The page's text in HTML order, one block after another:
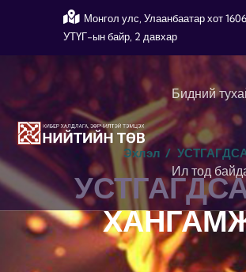
Skip to main contentМонгол улс, Улаанбаатар хот
УТҮГ-ын байр, 2 давхар
Main
Бидний
Ил тод
Эхлэл /